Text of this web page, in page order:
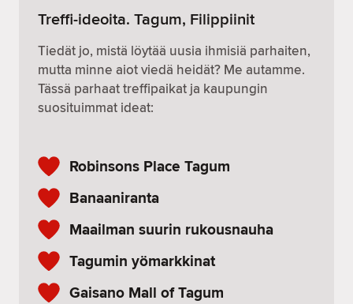
Treffi-ideoita. Tagum, Filippiinit
Tiedät jo, mistä löytää uusia ihmisiä parhaiten,
mutta minne aiot viedä heidät? Me autamme.
Tässä parhaat treffipaikat ja kaupungin
suosituimmat ideat:
Robinsons Place Tagum
Banaaniranta
Maailman suurin rukousnauha
Tagumin yömarkkinat
Gaisano Mall of Tagum